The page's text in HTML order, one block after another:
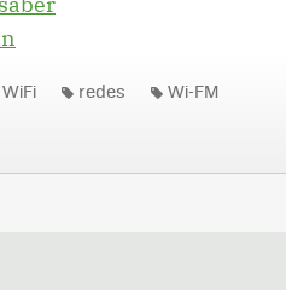
WiFi redes Wi-FM